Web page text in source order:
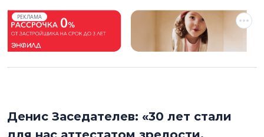
РЕКЛАМА
Денис Заседателев: «30 лет стали